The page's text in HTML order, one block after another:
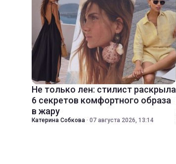
Не только лен: стилист раскрыла
6 секретов комфортного образа
в жару
Катерина Собкова · 07 августа 2026, 13:14